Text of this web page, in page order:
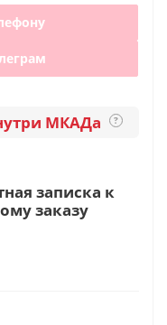
МКАДа ?
записка к
заказу